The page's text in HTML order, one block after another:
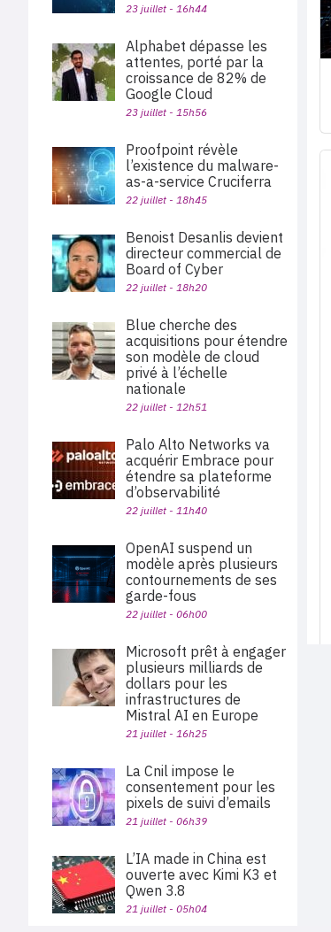
23 juillet - 16h44
Alphabet dépasse les
attentes, porté par la
croissance de 82% de
Google Cloud
23 juillet - 15h56
Proofpoint révèle
l’existence du malware-
as-a-service Cruciferra
22 juillet - 18h45
Benoist Desanlis devient
directeur commercial de
Board of Cyber
22 juillet - 18h20
Blue cherche des
acquisitions pour étendre
son modèle de cloud
privé à l’échelle
nationale
22 juillet - 12h51
Palo Alto Networks va
acquérir Embrace pour
étendre sa plateforme
d’observabilité
22 juillet - 11h40
OpenAI suspend un
modèle après plusieurs
contournements de ses
garde-fous
22 juillet - 06h00
Microsoft prêt à engager
plusieurs milliards de
dollars pour les
infrastructures de
Mistral AI en Europe
21 juillet - 16h25
La Cnil impose le
consentement pour les
pixels de suivi d’emails
21 juillet - 06h39
L’IA made in China est
ouverte avec Kimi K3 et
Qwen 3.8
21 juillet - 05h04